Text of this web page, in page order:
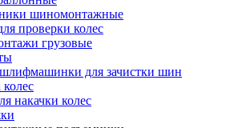
шиномонтажные
проверки колес
грузовые
для зачистки шин
накачки колес